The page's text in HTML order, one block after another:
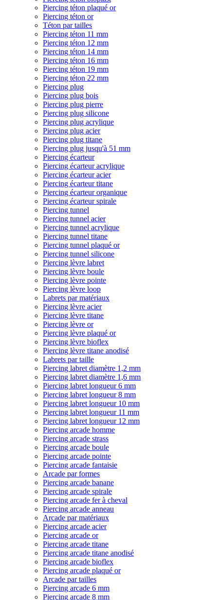
Piercing téton plaqué or
Piercing téton or
Téton par tailles
Piercing téton 11 mm
Piercing téton 12 mm
Piercing téton 14 mm
Piercing téton 16 mm
Piercing téton 19 mm
Piercing téton 22 mm
Piercing plug
Piercing plug bois
Piercing plug pierre
Piercing plug silicone
Piercing plug acrylique
Piercing plug acier
Piercing plug titane
Piercing plug jusqu'à 51 mm
Piercing écarteur
Piercing écarteur acrylique
Piercing écarteur acier
Piercing écarteur titane
Piercing écarteur organique
Piercing écarteur spirale
Piercing tunnel
Piercing tunnel acier
Piercing tunnel acrylique
Piercing tunnel titane
Piercing tunnel plaqué or
Piercing tunnel silicone
Piercing lèvre labret
Piercing lèvre boule
Piercing lèvre pointe
Piercing lèvre loop
Labrets par matériaux
Piercing lèvre acier
Piercing lèvre titane
Piercing lèvre or
Piercing lèvre plaqué or
Piercing lèvre bioflex
Piercing lèvre titane anodisé
Labrets par taille
Piercing labret diamètre 1,2 mm
Piercing labret diamètre 1,6 mm
Piercing labret longueur 6 mm
Piercing labret longueur 8 mm
Piercing labret longueur 10 mm
Piercing labret longueur 11 mm
Piercing labret longueur 12 mm
Piercing arcade homme
Piercing arcade strass
Piercing arcade boule
Piercing arcade pointe
Piercing arcade fantaisie
Arcade par formes
Piercing arcade banane
Piercing arcade spirale
Piercing arcade fer à cheval
Piercing arcade anneau
Arcade par matériaux
Piercing arcade acier
Piercing arcade or
Piercing arcade titane
Piercing arcade titane anodisé
Piercing arcade bioflex
Piercing arcade plaqué or
Arcade par tailles
Piercing arcade 6 mm
Piercing arcade 8 mm